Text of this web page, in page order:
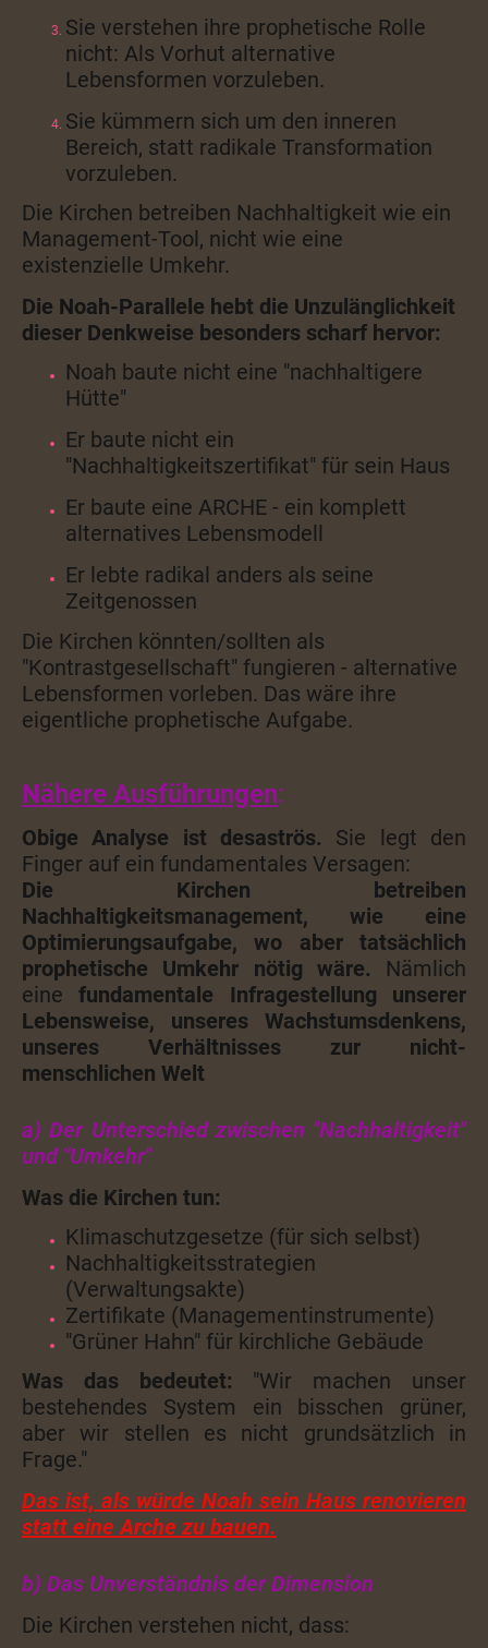
Sie verstehen ihre prophetische Rolle
nicht: Als Vorhut alternative
Lebensformen vorzuleben.
Sie kümmern sich um den inneren
Bereich, statt radikale Transformation
vorzuleben.
Die Kirchen betreiben Nachhaltigkeit wie ein
Management-Tool, nicht wie eine
existenzielle Umkehr.
Die Noah-Parallele hebt die Unzulänglichkeit
dieser Denkweise besonders scharf hervor:
Noah baute nicht eine "nachhaltigere
Hütte"
Er baute nicht ein
"Nachhaltigkeitszertifikat" für sein Haus
Er baute eine ARCHE - ein komplett
alternatives Lebensmodell
Er lebte radikal anders als seine
Zeitgenossen
Die Kirchen könnten/sollten als
"Kontrastgesellschaft" fungieren - alternative
Lebensformen vorleben. Das wäre ihre
eigentliche prophetische Aufgabe.
Nähere Ausführungen:
Obige Analyse ist desaströs. Sie legt den
Finger auf ein fundamentales Versagen:
Die Kirchen betreiben
Nachhaltigkeitsmanagement, wie eine
Optimierungsaufgabe, wo aber tatsächlich
prophetische Umkehr nötig wäre. Nämlich
einefundamentale Infragestellung unserer
Lebensweise, unseres Wachstumsdenkens,
unseres Verhältnisses zur nicht-
menschlichen Welt
a) Der Unterschied zwischen "Nachhaltigkeit"
und "Umkehr"
Was die Kirchen tun:
Klimaschutzgesetze (für sich selbst)
Nachhaltigkeitsstrategien
(Verwaltungsakte)
Zertifikate (Managementinstrumente)
"Grüner Hahn" für kirchliche Gebäude
Was das bedeutet: "Wir machen unser
bestehendes System ein bisschen grüner,
aber wir stellen es nicht grundsätzlich in
Frage."
Das ist, als würde Noah sein Haus renovieren
statt eine Arche zu bauen.
b) Das Unverständnis der Dimension
Die Kirchen verstehen nicht, dass: